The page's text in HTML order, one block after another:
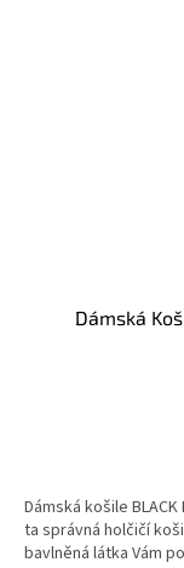
Dámská
Dámská košile BLACK
ta správná holčičí
bavlněná látka Vám